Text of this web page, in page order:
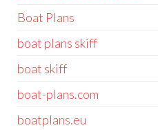
Boat Plans
boat plans skiff
boat skiff
boat-plans.com
boatplans.eu